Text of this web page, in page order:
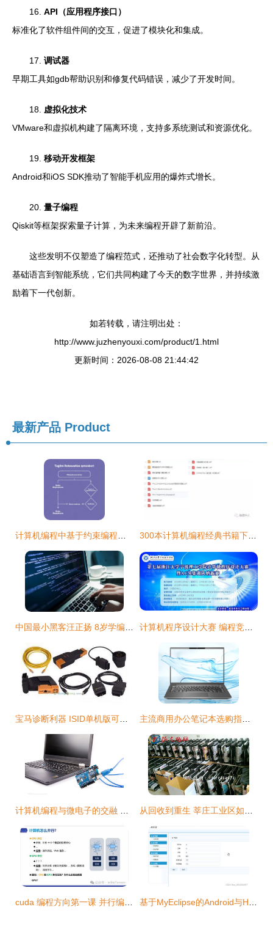
16. API（应用程序接口）
标准化了软件组件间的交互，促进了模块化和集成。
17. 调试器
早期工具如gdb帮助识别和修复代码错误，减少了开发时间。
18. 虚拟化技术
VMware和虚拟机构建了隔离环境，支持多系统测试和资源优化。
19. 移动开发框架
Android和iOS SDK推动了智能手机应用的爆炸式增长。
20. 量子编程
Qiskit等框架探索量子计算，为未来编程开辟了新前沿。
这些发明不仅塑造了编程范式，还推动了社会数字化转型。从
基础语言到智能系统，它们共同构建了今天的数字世界，并持续激
励着下一代创新。
如若转载，请注明出处：
http://www.juzhenyouxi.com/product/1.html
更新时间：2026-08-08 21:44:42
最新产品 Product